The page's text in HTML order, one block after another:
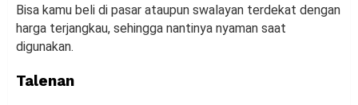
Bisa kamu beli di pasar ataupun swalayan terdekat dengan
harga terjangkau, sehingga nantinya nyaman saat
digunakan.
Talenan